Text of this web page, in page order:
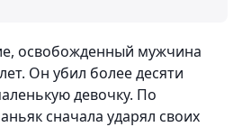
освобожденный мужчина
Он убил более десяти
девочку. По
сначала ударял своих